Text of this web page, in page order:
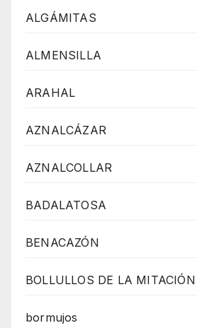
ALGÁMITAS
ALMENSILLA
ARAHAL
AZNALCÁZAR
AZNALCOLLAR
BADALATOSA
BENACAZÓN
BOLLULLOS DE LA MITACIÓN
bormujos